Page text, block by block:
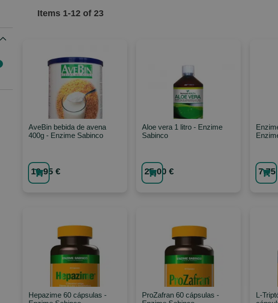
Items 1-12of 23
AveBin bebida de avena
400g - Enzime Sabinco
10,95 €
Aloe vera 1 litro - Enzime
Sabinco
25,00 € 7,75
Hepazime 60 cápsulas -
ProZafran 60 cápsulas -
L-